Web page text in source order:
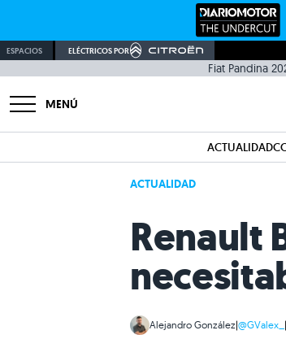
ESPACIOS ELÉCTRICOS POR
Fiat Pandina
MENÚ
ACTUALIDAD
ACTUALIDAD
Renault
Alejandro González|@GValex_ |